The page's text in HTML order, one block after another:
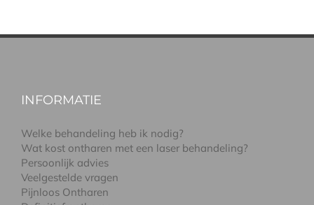
INFORMATIE
Welke behandeling heb ik nodig?
Wat kost ontharen met een laser behandeling?
Persoonlijk advies
Veelgestelde vragen
Pijnloos Ontharen